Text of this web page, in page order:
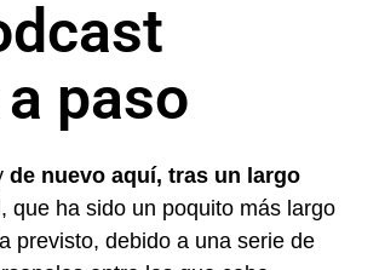
paso
de nuevo aquí, tras un largo
, que ha sido un poquito más largo
previsto, debido a una serie de